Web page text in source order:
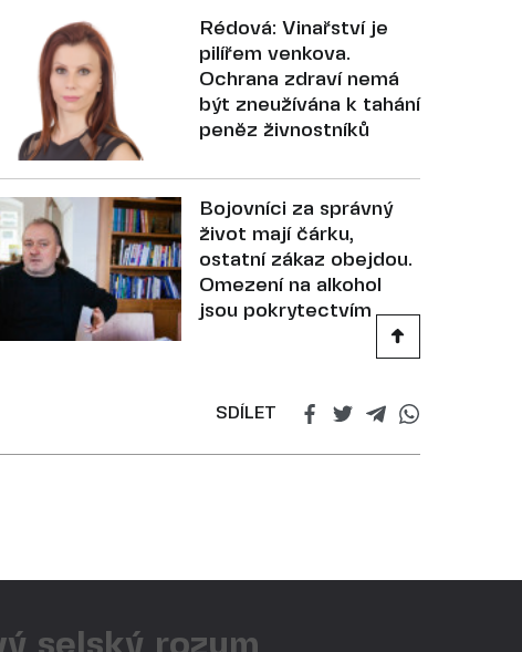
SDÍLET
Rédová: Vinařství je
pilířem venkova.
Ochrana zdraví nemá
být zneužívána k tahání
peněz živnostníků
Bojovníci za správný
život mají čárku,
ostatní zákaz obejdou.
Omezení na alkohol
jsou pokrytectvím
selský rozum